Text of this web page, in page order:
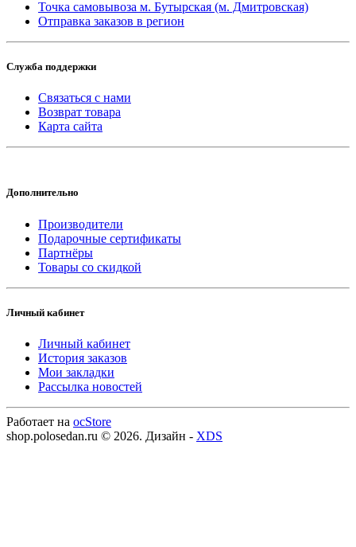
Точка самовывоза м. Бутырская (м. Дмитровская)
Отправка заказов в регион
Служба поддержки
Связаться с нами
Возврат товара
Карта сайта
Дополнительно
Производители
Подарочные сертификаты
Партнёры
Товары со скидкой
Личный кабинет
Личный кабинет
История заказов
Мои закладки
Рассылка новостей
Работает на ocStore
shop.polosedan.ru © 2026. Дизайн - XDS